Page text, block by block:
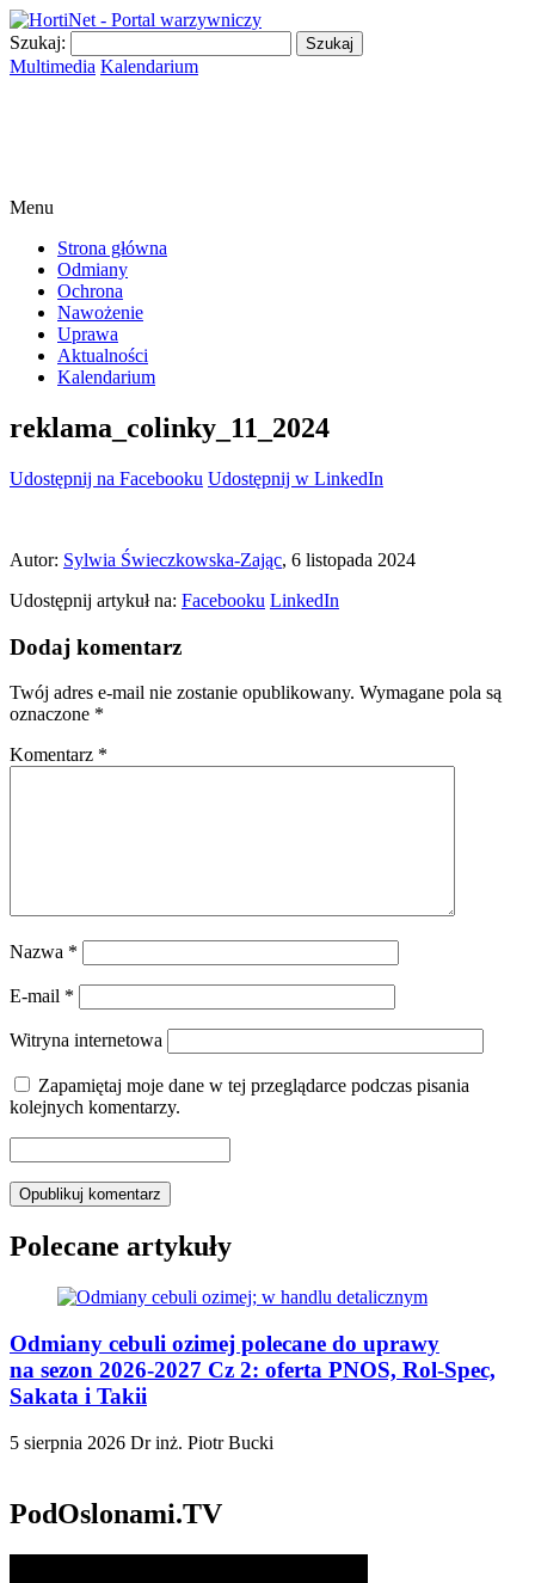
Szukaj:
Multimedia Kalendarium
Menu
Strona główna
Odmiany
Ochrona
Nawożenie
Uprawa
Aktualności
Kalendarium
reklama_colinky_11_2024
Udostępnij na Facebooku Udostępnij w LinkedIn
Autor: Sylwia Świeczkowska-Zając, 6 listopada 2024
Udostępnij artykuł na: Facebooku LinkedIn
Dodaj komentarz
Twój adres e-mail nie zostanie opublikowany. Wymagane pola są
oznaczone *
Komentarz *
Nazwa *
E-mail *
Witryna internetowa
Zapamiętaj moje dane w tej przeglądarce podczas pisania
kolejnych komentarzy.
Polecane artykuły
Odmiany cebuli ozimej polecane do uprawy
na sezon 2026-2027 Cz 2: oferta PNOS, Rol-Spec,
Sakata i Takii
5 sierpnia 2026 Dr inż. Piotr Bucki
PodOslonami.TV